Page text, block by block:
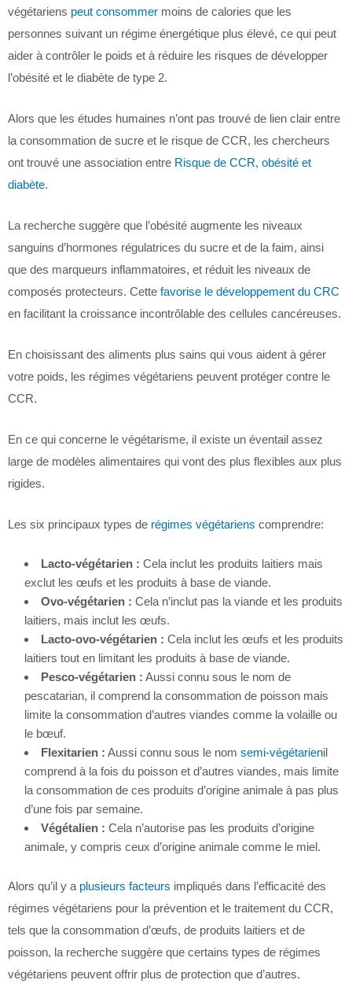
végétariens peut consommer moins de calories que les
personnes suivant un régime énergétique plus élevé, ce qui peut
aider à contrôler le poids et à réduire les risques de développer
l’obésité et le diabète de type 2.
Alors que les études humaines n’ont pas trouvé de lien clair entre
la consommation de sucre et le risque de CCR, les chercheurs
ont trouvé une association entre Risque de CCR, obésité et
diabète.
La recherche suggère que l’obésité augmente les niveaux
sanguins d’hormones régulatrices du sucre et de la faim, ainsi
que des marqueurs inflammatoires, et réduit les niveaux de
composés protecteurs. Cette favorise le développement du CRC
en facilitant la croissance incontrôlable des cellules cancéreuses.
En choisissant des aliments plus sains qui vous aident à gérer
votre poids, les régimes végétariens peuvent protéger contre le
CCR.
En ce qui concerne le végétarisme, il existe un éventail assez
large de modèles alimentaires qui vont des plus flexibles aux plus
rigides.
Les six principaux types de régimes végétariens comprendre:
Lacto-végétarien : Cela inclut les produits laitiers mais
exclut les œufs et les produits à base de viande.
Ovo-végétarien : Cela n’inclut pas la viande et les produits
laitiers, mais inclut les œufs.
Lacto-ovo-végétarien : Cela inclut les œufs et les produits
laitiers tout en limitant les produits à base de viande.
Pesco-végétarien : Aussi connu sous le nom de
pescatarian, il comprend la consommation de poisson mais
limite la consommation d’autres viandes comme la volaille ou
le bœuf.
Flexitarien : Aussi connu sous le nom semi-végétarienil
comprend à la fois du poisson et d’autres viandes, mais limite
la consommation de ces produits d’origine animale à pas plus
d’une fois par semaine.
Végétalien : Cela n’autorise pas les produits d’origine
animale, y compris ceux d’origine animale comme le miel.
Alors qu’il y a plusieurs facteurs impliqués dans l’efficacité des
régimes végétariens pour la prévention et le traitement du CCR,
tels que la consommation d’œufs, de produits laitiers et de
poisson, la recherche suggère que certains types de régimes
végétariens peuvent offrir plus de protection que d’autres.